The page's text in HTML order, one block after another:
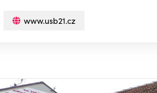
www.usb21.cz